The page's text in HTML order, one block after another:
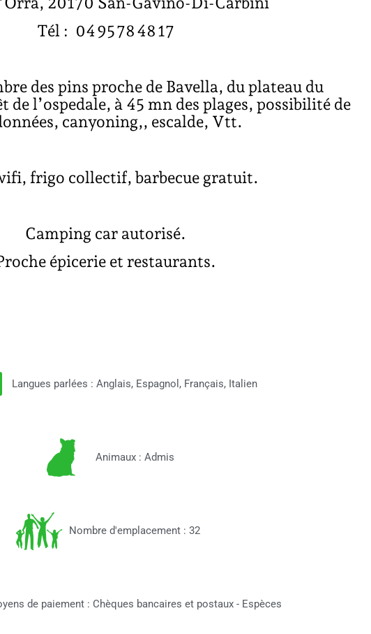
Tél : 04 95 78 48 17
des pins proche de Bavella, du plateau du
de l’ospedale, à 45 mn des plages, possibilité de
canyoning,, escalde, Vtt.
frigo collectif, barbecue gratuit.
Camping car autorisé.
épicerie et restaurants.
Langues parlées : Anglais, Espagnol, Français, Italien
Animaux : Admis
Nombre d'emplacement : 32
de paiement : Chèques bancaires et postaux - Espèces